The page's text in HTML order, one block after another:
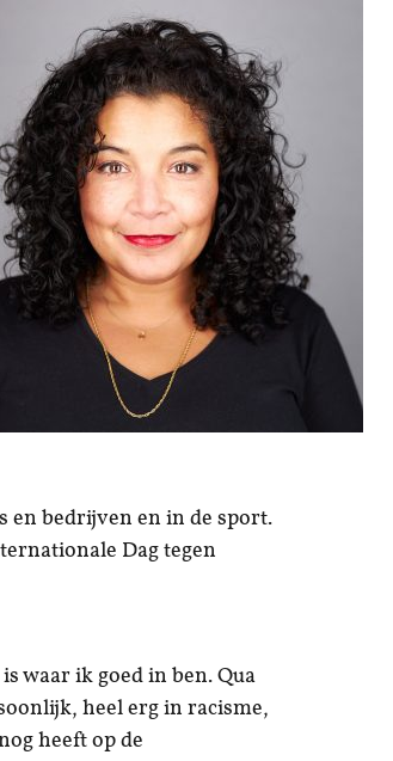
en bedrijven en in de sport.
Dag tegen
waar ik goed in ben. Qua
heel erg in racisme,
heeft op de